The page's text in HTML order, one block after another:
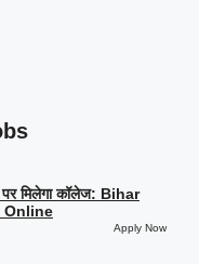
मिलेगा कॉलेज: Bihar
Online
Apply Now